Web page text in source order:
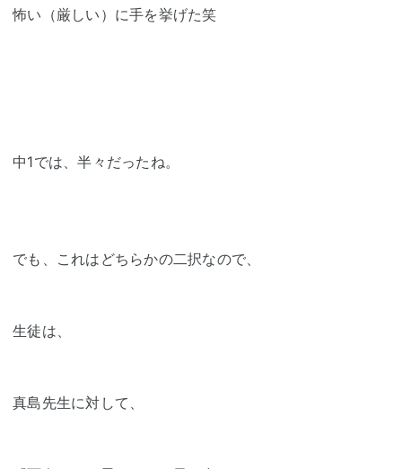
怖い（厳しい）に手を挙げた笑
中1では、半々だったね。
でも、これはどちらかの二択なので、
生徒は、
真島先生に対して、